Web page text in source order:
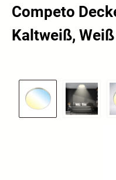
Competo
Kaltweiß, Weiß
Skip image gallery